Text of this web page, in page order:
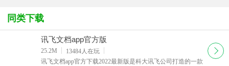
同类下载
讯飞文档app官方版
25.2M 13484人在玩
讯飞文档app官方下载2022最新版是科大讯飞公司打造的一款
下载